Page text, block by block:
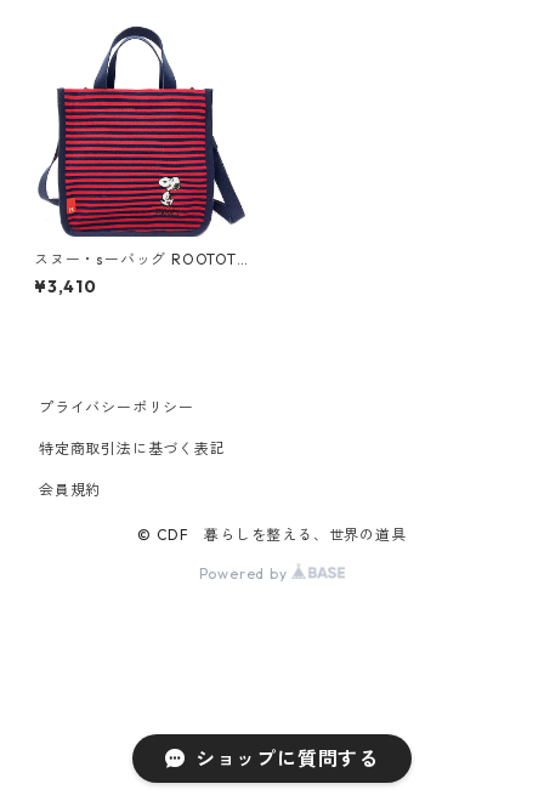
ショップに質問する
スヌー・sーバッグ ROOTOTE
SQUARE ルートート スクエ
ア.ボーダー.ピーナッツ-7P レ
¥3,410
プライバシーポリシー
特定商取引法に基づく表記
会員規約
© CDF 暮らしを整える、世界の道具
Powered by